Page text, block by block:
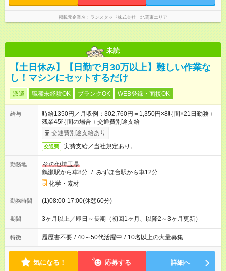
掲載元企業名 ランスタッド株式会社 北関東エリア
未読
【土日休み】【日勤で月30万以上】難しい作業な
し！マシンにセットするだけ
派遣 職種未経験OK ブランクOK WEB登録・面接OK
給与
時給1350円／月収例：302,760円＝1,350円×8時間×21日勤務＋
残業45時間の場合＋交通費別途支給
交通費別途支給あり
交通費 実費支給／当社規定あり。
勤務地
その他埼玉県
鶴瀬駅から車8分 / みずほ台駅から車12分
化学・素材
勤務時間 (1)08:00-17:00(休憩60分)
期間 3ヶ月以上／即日～長期（初回1ヶ月、以降2～3ヶ月更新）
特徴 履歴書不要 / 40～50代活躍中 / 10名以上の大量募集
気になる！ 応募する 詳細へ